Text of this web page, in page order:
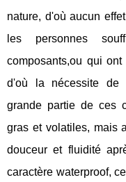
nature, d'où aucun
les personnes
composants,ou qui
d'où la nécessite de
grande partie de ces
gras et volatiles, mais
douceur et fluidité
caractère waterproof,